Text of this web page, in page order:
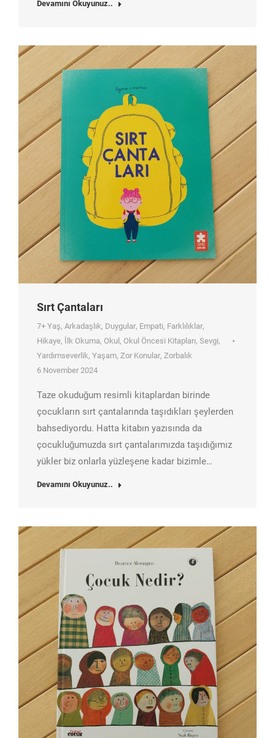
Devamını Okuyunuz..
Sırt Çantaları
7+ Yaş, Arkadaşlık, Duygular, Empati, Farklılıklar,
Hikaye, İlk Okuma, Okul , Okul Öncesi Kitapları, Sevgi,
Yardımseverlik, Yaşam, Zor Konular, Zorbalık
6 November 2024
Taze okuduğum resimli kitaplardan birinde
çocukların sırt çantalarında taşıdıkları şeylerden
bahsediyordu. Hatta kitabın yazısında da
çocukluğumuzda sırt çantalarımızda taşıdığımız
yükler biz onlarla yüzleşene kadar bizimle…
Devamını Okuyunuz..